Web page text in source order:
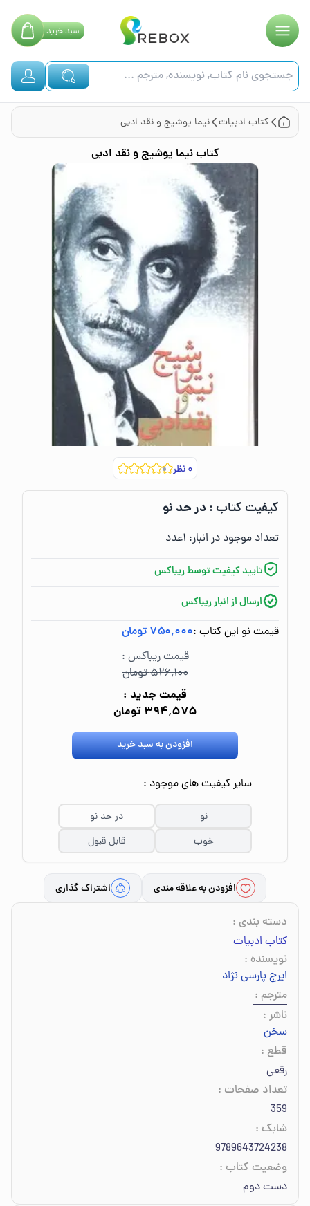
سبدخرید
کتاب ادبیات نیما یوشیج و نقد ادبی
کتابنیما یوشیج و نقد ادبی
۰نظر
کیفیت کتاب :‌در حد نو
تعداد موجود در انبار:‌ ۱عدد
تایید کیفیت توسط ریباکس
ارسال از انبار ریباکس
قیمت نو این کتاب :۷۵۰٬۰۰۰ تومان
قیمت ریباکس :
۵۲۶٬۱۰۰ تومان
قیمت جدید :
۳۹۴٬۵۷۵ تومان
افزودن به سبد خرید
سایر کیفیت های موجود :
نو
در حد نو
خوب
قابل قبول
افزودن به علاقه مندی اشتراک گذاری
دسته بندی :
کتاب ادبیات
نویسنده :
ایرج پارسی نژاد
مترجم :
ناشر :
سخن
قطع :
رقعی
تعداد صفحات :
359
شابک :
9789643724238
وضعیت کتاب :
دست دوم